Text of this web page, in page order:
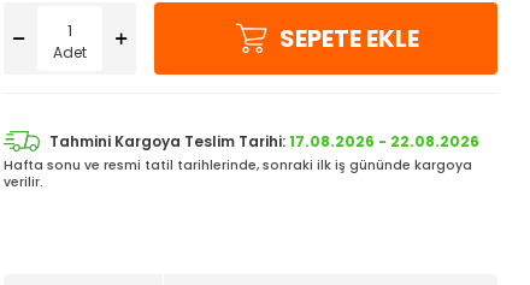
Adet SEPETE EKLE
Tahmini Kargoya Teslim Tarihi:17.08.2026 - 22.08.2026
Hafta sonu ve resmi tatil tarihlerinde, sonraki ilk iş gününde kargoya
verilir.